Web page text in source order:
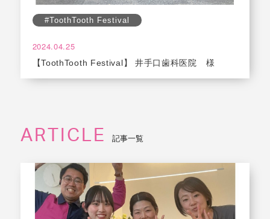
#ToothTooth Festival
2024.04.25
【ToothTooth Festival】 井手口歯科医院 様
ARTICLE 記事一覧